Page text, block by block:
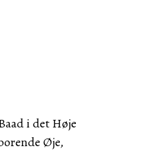
i det Høje
Øje,